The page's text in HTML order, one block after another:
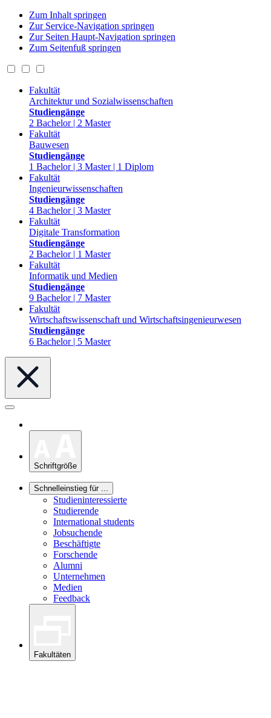
Zum Inhalt springen
Zur Service-Navigation springen
Zur Seiten Haupt-Navigation springen
Zum Seitenfuß springen
Fakultät
Architektur und Sozialwissenschaften
Studiengänge
2 Bachelor | 2 Master
Fakultät
Bauwesen
Studiengänge
1 Bachelor | 3 Master | 1 Diplom
Fakultät
Ingenieurwissenschaften
Studiengänge
4 Bachelor | 3 Master
Fakultät
Digitale Transformation
Studiengänge
2 Bachelor | 1 Master
Fakultät
Informatik und Medien
Studiengänge
9 Bachelor | 7 Master
Fakultät
Wirtschaftswissenschaft und Wirtschaftsingenieurwesen
Studiengänge
6 Bachelor | 5 Master
Schriftgröße
Schnelleinstieg für ...
Studieninteressierte
Studierende
International students
Jobsuchende
Beschäftigte
Forschende
Alumni
Unternehmen
Medien
Feedback
Fakultäten